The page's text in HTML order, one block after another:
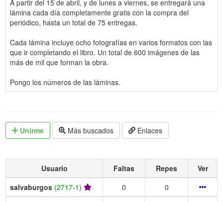
A partir del 15 de abril, y de lunes a viernes, se entregará una
lámina cada día completamente gratis con la compra del
periódico, hasta un total de 75 entregas.
Cada lámina incluye ocho fotografías en varios formatos con las
que ir completando el libro. Un total de 600 imágenes de las
más de mil que forman la obra.
Pongo los números de las láminas.
Unirme Más buscados Enlaces
Usuario Faltas Repes
Ver
salvaburgos (2717-1) 0
0